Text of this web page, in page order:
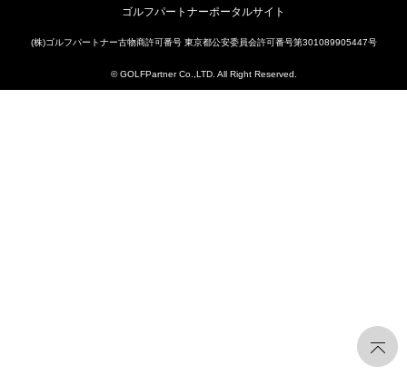
ゴルフパートナーポータルサイト
(株)ゴルフパートナー古物商許可番号 東京都公安委員会許可番号第301089905447号
© GOLFPartner Co.,LTD. All Right Reserved.